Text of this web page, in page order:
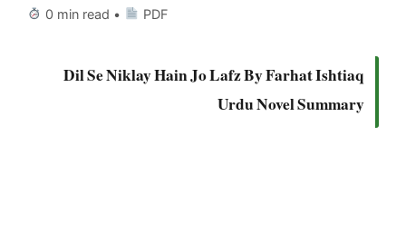
0 min read • PDF
Dil Se Niklay Hain Jo Lafz By Farhat Ishtiaq
Urdu Novel Summary